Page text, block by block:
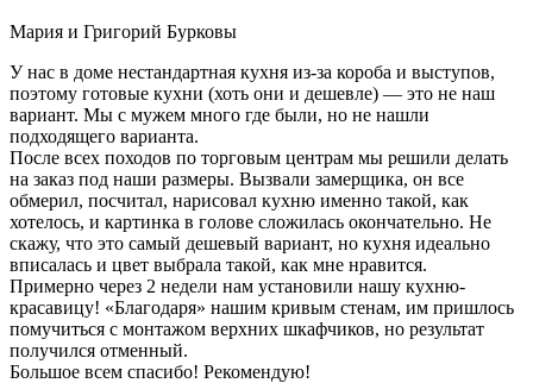
Мария и Григорий Бурковы
У нас в доме нестандартная кухня из-за короба и выступов,
поэтому готовые кухни (хоть они и дешевле) — это не наш
вариант. Мы с мужем много где были, но не нашли
подходящего варианта.
После всех походов по торговым центрам мы решили делать
на заказ под наши размеры. Вызвали замерщика, он все
обмерил, посчитал, нарисовал кухню именно такой, как
хотелось, и картинка в голове сложилась окончательно. Не
скажу, что это самый дешевый вариант, но кухня идеально
вписалась и цвет выбрала такой, как мне нравится.
Примерно через 2 недели нам установили нашу кухню-
красавицу! «Благодаря» нашим кривым стенам, им пришлось
помучиться с монтажом верхних шкафчиков, но результат
получился отменный.
Большое всем спасибо! Рекомендую!